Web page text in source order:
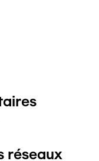
réseaux